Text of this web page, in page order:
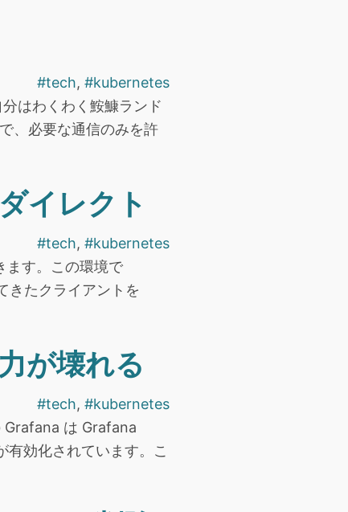
#tech, #kubernetes
はわくわく鮟鱇ランド
、必要な通信のみを許
イレクト
#tech, #kubernetes
ます。この環境で
きたクライアントを
が壊れる
#tech, #kubernetes
Grafana は Grafana
効化されています。こ